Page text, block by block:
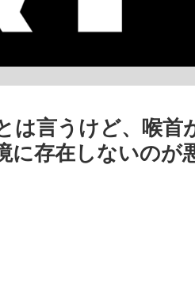
は言うけど、喉
に存在しないのが